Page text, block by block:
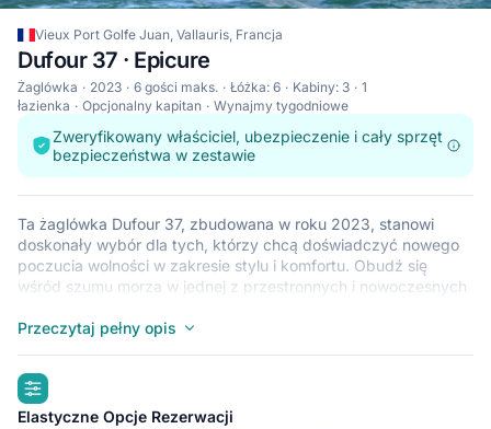
Vieux Port Golfe Juan, Vallauris, Francja
Dufour 37 · Epicure
Żaglówka 2023 6 gości maks. Łóżka: 6 Kabiny: 3
1
łazienka
Opcjonalny kapitan Wynajmy tygodniowe
Zweryfikowany właściciel, ubezpieczenie i cały sprzęt
bezpieczeństwa w zestawie
Ta żaglówka Dufour 37, zbudowana w roku 2023, stanowi
doskonały wybór dla tych, którzy chcą doświadczyć nowego
poczucia wolności w zakresie stylu i komfortu. Obudź się
wśród szumu morza w jednej z przestronnych i nowoczesnych
osób, jest idealna do żeglowania z przyjaciółmi i rodziną. Łódź
(Vallauris), która jest dogodnym punktem wyjściowym do
zwiedzania statkiem krajów takich jak Francja. Miłego rejsu.
Przeczytaj pełny opis
highlights
Elastyczne Opcje Rezerwacji